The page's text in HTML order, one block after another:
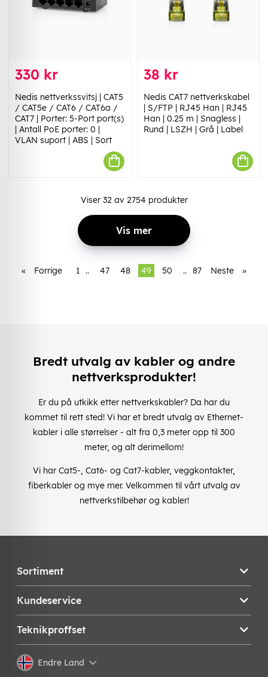
330 kr
Nedis nettverkssvitsj | CAT5
/ CAT5e / CAT6 / CAT6a /
CAT7 | Porter: 5-Port port(s)
| Antall PoE porter: 0 |
VLAN suport | ABS | Sort
38 kr
Nedis CAT7 nettverkskabel
| S/FTP | RJ45 Han | RJ45
Han | 0.25 m | Snagless |
Rund | LSZH | Grå | Label
Viser 32av 2754 produkter
Vis mer
« Forrige 1 .. 47 48 49 50 .. 87 Neste »
Bredt utvalg av kabler og andre
nettverksprodukter!
Er du på utkikk etter nettverkskabler? Da har du
kommet til rett sted! Vi har et bredt utvalg av Ethernet-
kabler i alle størrelser - alt fra 0,3 meter opp til 300
meter, og alt derimellom!
Vi har Cat5-, Cat6- og Cat7-kabler, veggkontakter,
fiberkabler og mye mer. Velkommen til vårt utvalg av
nettverkstilbehør og kabler!
Sortiment
Kundeservice
Teknikproffset
Endre Land